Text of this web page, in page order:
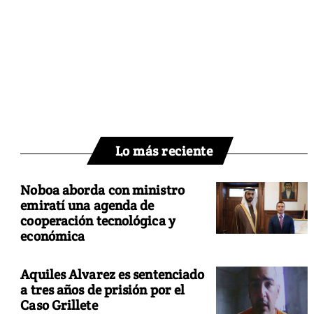
Lo más reciente
Noboa aborda con ministro
emiratí una agenda de
cooperación tecnológica y
económica
Aquiles Alvarez es sentenciado
a tres años de prisión por el
Caso Grillete